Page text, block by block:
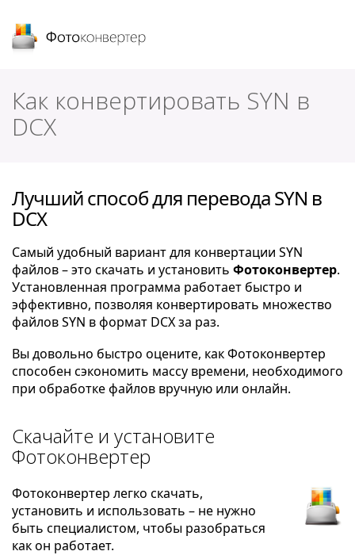
Как конвертировать SYN в
DCX
Лучший способ для перевода SYN в
DCX
Самый удобный вариант для конвертации SYN
файлов – это скачать и установить Фотоконвертер.
Установленная программа работает быстро и
эффективно, позволяя конвертировать множество
файлов SYN в формат DCX за раз.
Вы довольно быстро оцените, как Фотоконвертер
способен сэкономить массу времени, необходимого
при обработке файлов вручную или онлайн.
Скачайте и установите
Фотоконвертер
Фотоконвертер легко скачать,
установить и использовать – не нужно
быть специалистом, чтобы разобраться
как он работает.